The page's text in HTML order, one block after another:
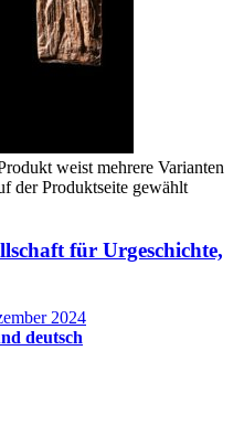
weist mehrere Varianten
der Produktseite gewählt
für Urgeschichte,
2024
deutsch